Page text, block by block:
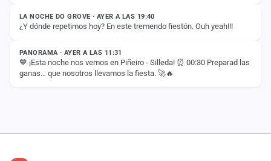
LA NOCHE DO GROVE · AYER A LAS 19:40
¿Y dónde repetimos hoy? En este tremendo fiestón. Ouh yeah!!!
ESTADO
PANORAMA · AYER A LAS 11:31
💙 ¡Esta noche nos vemos en Piñeiro - Silleda! ⏰ 00:30 Preparad las
ganas… que nosotros llevamos la fiesta. 🚀🔥